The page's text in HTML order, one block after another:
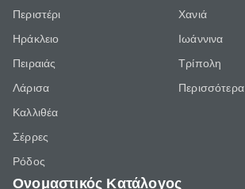
Περιστέρι
Ηράκλειο
Πειραιάς
Λάρισα
Καλλιθέα
Σέρρες
Ρόδος
Χανιά
Ιωάννινα
Τρίπολη
Περισσότερα
Ονομαστικός Κατάλογος